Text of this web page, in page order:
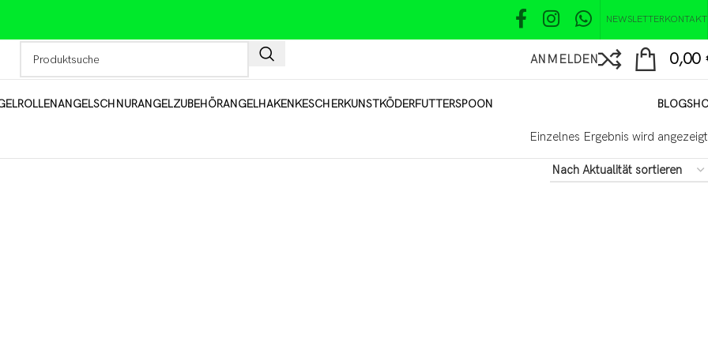
NEWSLETTERKONTAKT
ANMELDEN 0,00
ANGELSCHNURANGELZUBEHÖRANGELHAKENKESCHERKUNSTKÖDERFUTTERSPOON BLOG
Einzelnes Ergebnis wird angezeigt